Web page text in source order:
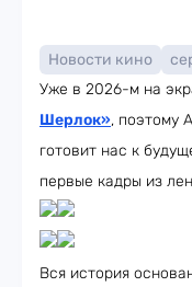
Новости кино
Уже в 2026-м на
Шерлок», поэтому
готовит нас к
первые кадры из
Вся история